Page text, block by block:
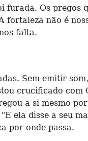
Os pregos
não é
falta.
Sem emitir
crucificado
a si mesmo
ela disse a seu
por onde passa.